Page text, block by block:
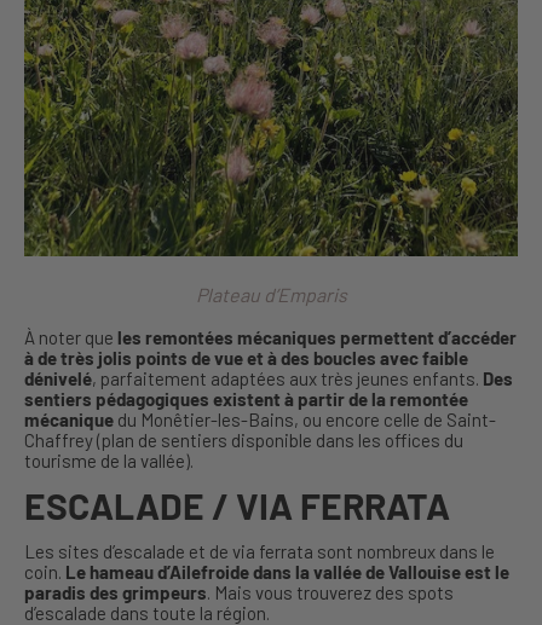
Plateau d’Emparis
À noter que les remontées mécaniques permettent d’accéder
à de très jolis points de vue et à des boucles avec faible
dénivelé, parfaitement adaptées aux très jeunes enfants. Des
sentiers pédagogiques existent à partir de la remontée
mécanique du Monêtier-les-Bains, ou encore celle de Saint-
Chaffrey (plan de sentiers disponible dans les offices du
tourisme de la vallée).
ESCALADE / VIA FERRATA
Les sites d’escalade et de via ferrata sont nombreux dans le
coin. Le hameau d’Ailefroide dans la vallée de Vallouise est le
paradis des grimpeurs. Mais vous trouverez des spots
d’escalade dans toute la région.